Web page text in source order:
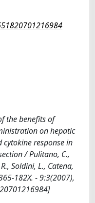
the benefits of
on hepatic
response in
/ Pulitano, C.,
Soldini, L., Catena,
182X. - 9:3(2007),